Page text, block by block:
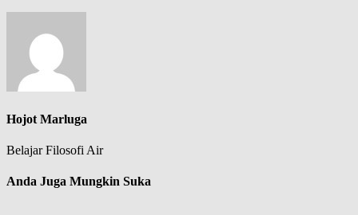
Hojot Marluga
Belajar Filosofi Air
Anda Juga Mungkin Suka